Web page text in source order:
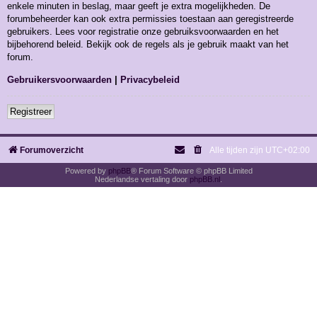
enkele minuten in beslag, maar geeft je extra mogelijkheden. De
forumbeheerder kan ook extra permissies toestaan aan geregistreerde
gebruikers. Lees voor registratie onze gebruiksvoorwaarden en het
bijbehorend beleid. Bekijk ook de regels als je gebruik maakt van het
forum.
Gebruikersvoorwaarden | Privacybeleid
Registreer
Forumoverzicht Alle tijden zijn UTC+02:00
Powered by phpBB® Forum Software © phpBB Limited
Nederlandse vertaling door phpBB.nl